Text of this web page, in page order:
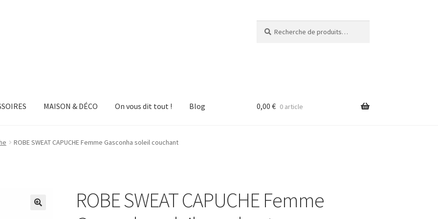
pour :
MAISON & DÉCO On vous dit tout ! Blog 0,00 € 0 article
ROBE SWEAT CAPUCHE Femme Gasconha soleil couchant
ROBE SWEAT CAPUCHE Femme